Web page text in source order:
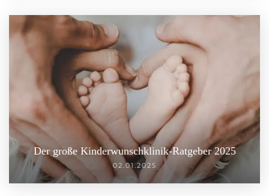
Der große Kinderwunschklinik-Ratgeber 2025
02.01.2025